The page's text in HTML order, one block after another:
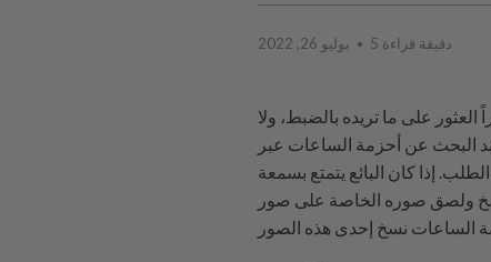
يوليو 26, 2022 5 دقيقة قراءة
على ما تريده بالضبط، ولا
البحث عن أحزمة الساعات عبر
إذا كان البائع يتمتع بسمعة
ولصق صوره الخاصة على صور